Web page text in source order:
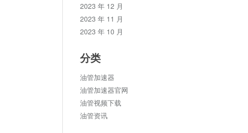
2023 年 12 月
2023 年 11 月
2023 年 10 月
分类
油管加速器
油管加速器官网
油管视频下载
油管资讯